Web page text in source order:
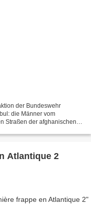
der Bundeswehr
die Männer vom
Straßen der afghanischen
Atlantique 2